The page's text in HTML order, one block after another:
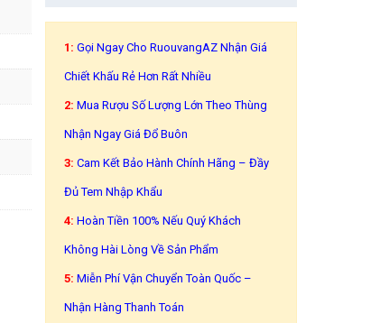
1:Gọi Ngay Cho RuouvangAZ Nhận Giá
Chiết Khấu Rẻ Hơn Rất Nhiều
2:Mua Rượu Số Lượng Lớn Theo Thùng
Nhận Ngay Giá Đổ Buôn
3: Cam Kết Bảo Hành Chính Hãng – Đầy
Đủ Tem Nhập Khẩu
4:Hoàn Tiền 100% Nếu Quý Khách
Không Hài Lòng Về Sản Phẩm
5: Miễn Phí Vận Chuyển Toàn Quốc –
Nhận Hàng Thanh Toán